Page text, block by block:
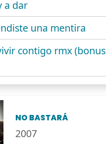
a dar
una mentira
contigo rmx (bonus
NO BASTARÁ
2007